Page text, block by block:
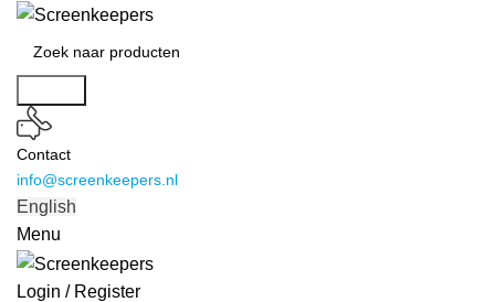
Contact
info@screenkeepers.nl
English
Menu
Login / Register